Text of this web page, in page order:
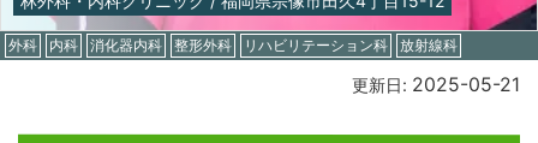
外科 内科 消化器内科 整形外科 リハビリテーション科 放射線科
更新日: 2025-05-21